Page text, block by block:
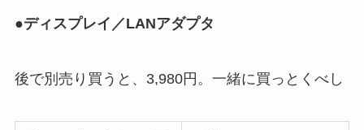
●ディスプレイ／LANアダプタ
後で別売り買うと、3,980円。一緒に買っとくべし